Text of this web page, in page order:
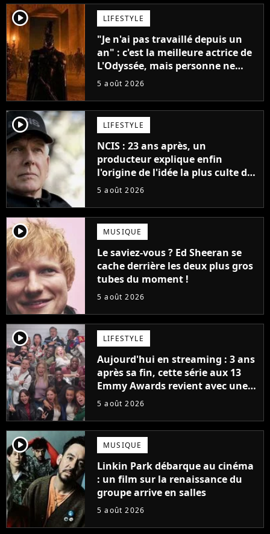
player2 LIFESTYLE
"Je n'ai pas travaillé depuis un
an" : c'est la meilleure actrice de
L'Odyssée, mais personne ne
veut lui donner de rôle au
5 août 2026
player2 LIFESTYLE
NCIS : 23 ans après, un
producteur explique enfin
l'origine de l'idée la plus culte de
la série (et on ne parle pas du
5 août 2026
player2 MUSIQUE
Le saviez-vous ? Ed Sheeran se
cache derrière les deux plus gros
tubes du moment !
5 août 2026
player2 LIFESTYLE
Aujourd'hui en streaming : 3 ans
après sa fin, cette série aux 13
Emmy Awards revient avec une
suite... totalement différente
5 août 2026
player2 MUSIQUE
Linkin Park débarque au cinéma
: un film sur la renaissance du
groupe arrive en salles
5 août 2026